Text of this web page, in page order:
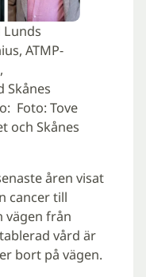
Lunds
ATMP-
Skånes
Foto: Tove
och Skånes
åren visat
cancer till
vägen från
vård är
bort på vägen.